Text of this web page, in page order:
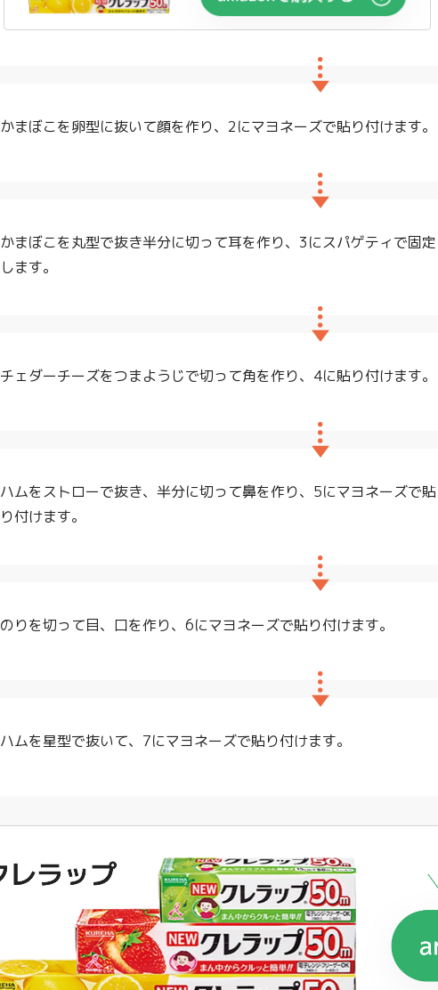
かまぼこを卵型に抜いて顔を作り、2にマヨネーズで貼り付けます。
かまぼこを丸型で抜き半分に切って耳を作り、3にスパゲティで固定
します。
チェダーチーズをつまようじで切って角を作り、4に貼り付けます。
ハムをストローで抜き、半分に切って鼻を作り、5にマヨネーズで貼
り付けます。
のりを切って目、口を作り、6にマヨネーズで貼り付けます。
ハムを星型で抜いて、7にマヨネーズで貼り付けます。